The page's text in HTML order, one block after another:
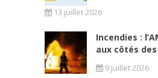
13 juillet 2026
Incendies :
aux côtés des
9 juillet 2026